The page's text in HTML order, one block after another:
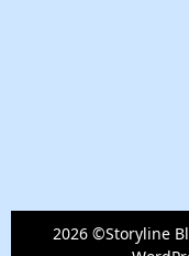
2026 ©Storyline